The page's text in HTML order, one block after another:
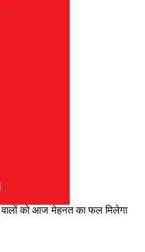
को आज मेहनत का फल मिलेगा